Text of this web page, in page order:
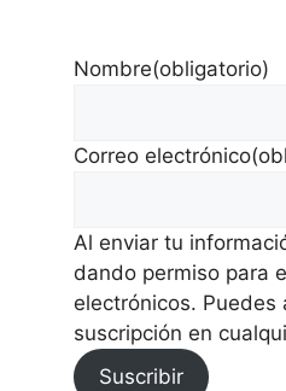
Nombre(obligatorio)
Correo electrónico
Al enviar tu
dando permiso para
electrónicos. Puedes
suscripción en
Suscribir